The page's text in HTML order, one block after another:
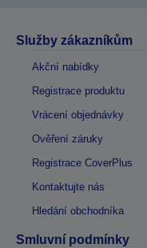
Služby zákazníkům
Akční nabídky
Registrace produktu
Vrácení objednávky
Ověření záruky
Registrace CoverPlus
Kontaktujte nás
Hledání obchodníka
Smluvní podmínky